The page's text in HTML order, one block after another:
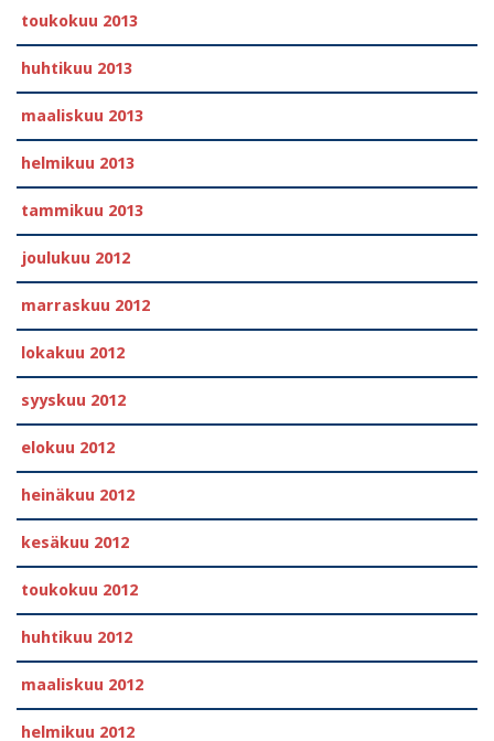
toukokuu 2013
huhtikuu 2013
maaliskuu 2013
helmikuu 2013
tammikuu 2013
joulukuu 2012
marraskuu 2012
lokakuu 2012
syyskuu 2012
elokuu 2012
heinäkuu 2012
kesäkuu 2012
toukokuu 2012
huhtikuu 2012
maaliskuu 2012
helmikuu 2012